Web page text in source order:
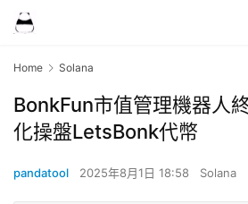
Home Solana
BonkFun市值管理機器人
化操盤LetsBonk代幣
pandatool 2025年8月1日 18:58 Solana